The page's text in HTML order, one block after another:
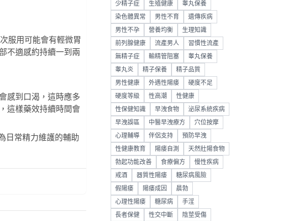
服用可能會有輕微胃
不適感約持續一到兩
感到口渴，這時應多
這樣藥效持續時間會
日常精力維護的輔助
少精子症 生殖健康 睾丸保養
染色體異常 男性不育 遺傳疾病
男性不孕 營養均衡 生理知識
前列腺健康 流產男人 習慣性流產
無精子症 輸精管阻塞 睾丸保養
睾丸炎 精子保養 精子品質
男性健康 外遇性陽痿 硬度不足
硬度等級 性高潮 性健康
性保健知識 早洩食物 泌尿系統疾病
早洩誤區 中醫早洩療方 穴位按摩
心理輔導 伴侶支持 預防早洩
性健康教育 陽痿自測 天然壯陽食物
勃起功能改善 食療偏方 慢性疾病
戒酒 器質性陽痿 糖尿病風險
假陽痿 陽痿成因 晨勃
心理性陽痿 糖尿病 手淫
長者保健 性交中斷 陰莖受傷